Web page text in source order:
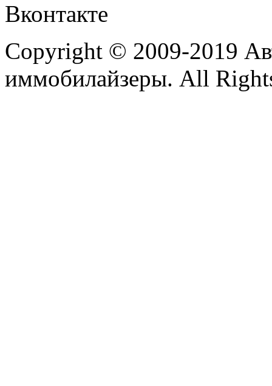
Вконтакте
Copyright © 2009-2019
иммобилайзеры. All